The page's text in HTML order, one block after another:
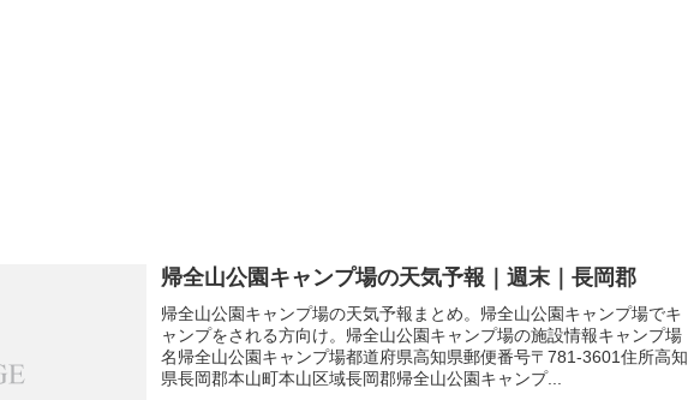
帰全山公園キャンプ場の天気予報｜週末｜長岡郡
帰全山公園キャンプ場の天気予報まとめ。帰全山公園キャンプ場でキ
ャンプをされる方向け。帰全山公園キャンプ場の施設情報キャンプ場
名帰全山公園キャンプ場都道府県高知県郵便番号〒781-3601住所高知
県長岡郡本山町本山区域長岡郡帰全山公園キャンプ...